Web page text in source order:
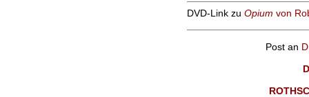
DVD-Link zu Opium von
Post an